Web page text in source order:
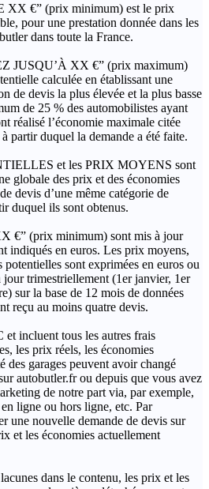
XX €” (prix minimum) est le prix
pour une prestation donnée dans les
dans toute la France.
JUSQU’À XX €” (prix maximum)
calculée en établissant une
de devis la plus élevée et la plus basse
de 25 % des automobilistes ayant
réalisé l’économie maximale citée
partir duquel la demande a été faite.
et les PRIX MOYENS sont
globale des prix et des économies
devis d’une même catégorie de
duquel ils sont obtenus.
€” (prix minimum) sont mis à jour
indiqués en euros. Les prix moyens,
sont exprimées en euros ou
jour trimestriellement (1er janvier, 1er
sur la base de 12 mois de données
reçu au moins quatre devis.
incluent tous les autres frais
les prix réels, les économies
des garages peuvent avoir changé
autobutler.fr ou depuis que vous avez
de notre part via, par exemple,
ligne ou hors ligne, etc. Par
une nouvelle demande de devis sur
et les économies actuellement
dans le contenu, les prix et les